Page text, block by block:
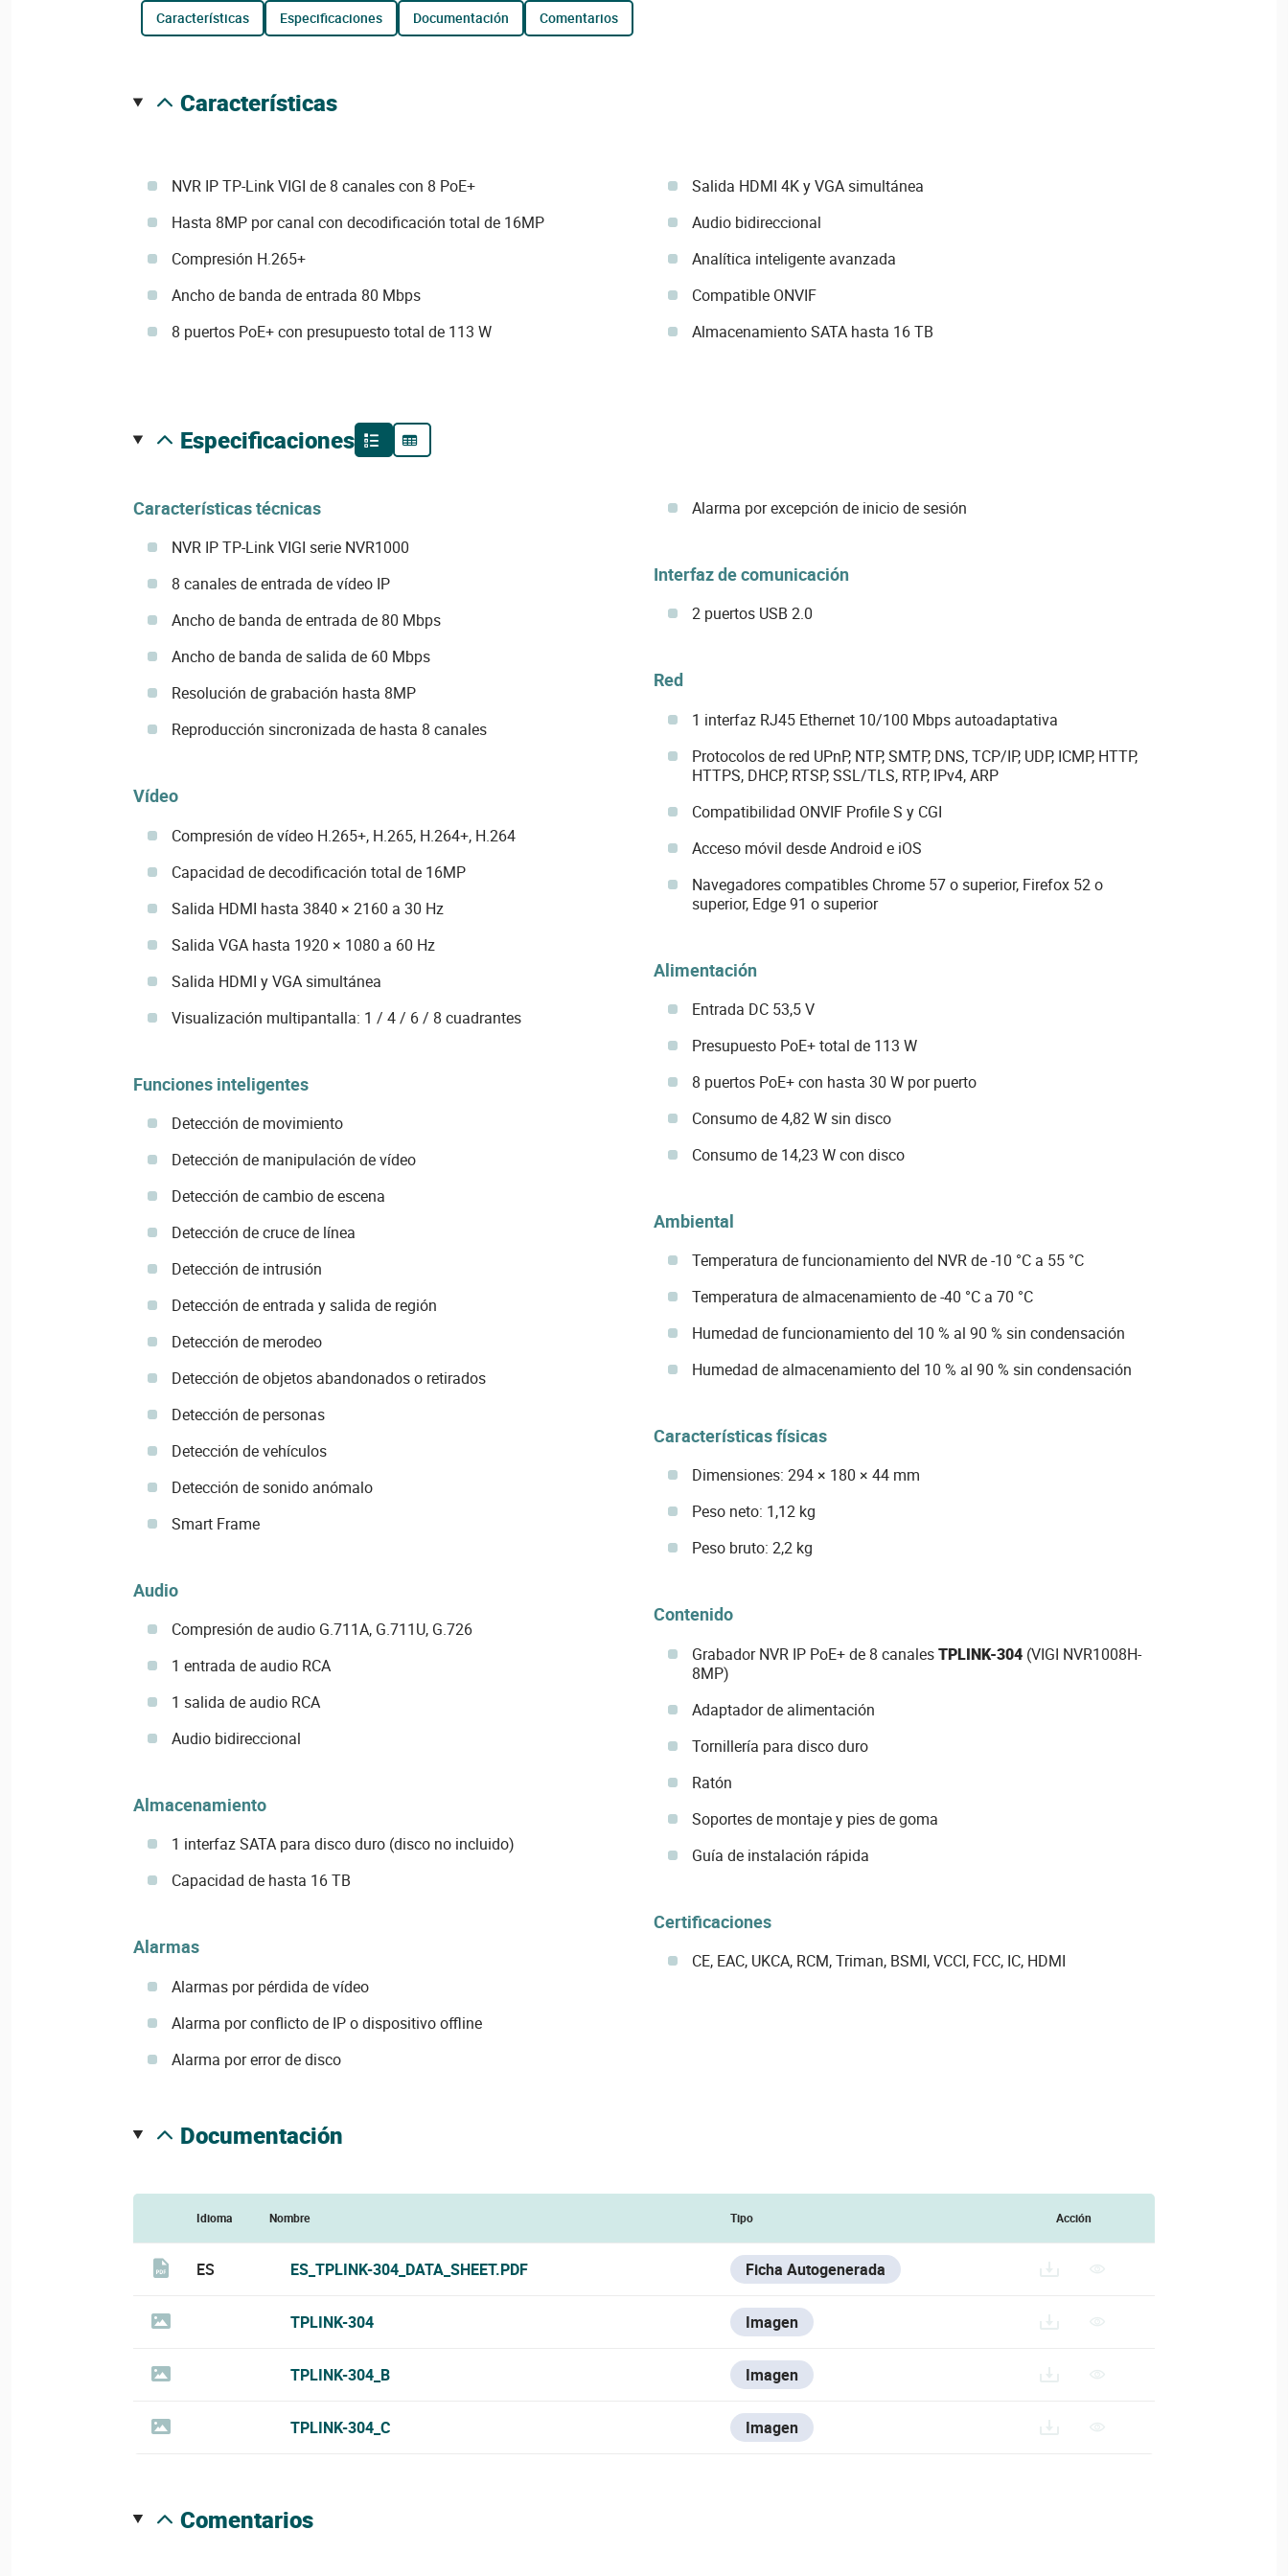
características especificaciones documentación comentarios
características
NVR IP TP-Link VIGI de 8 canales con 8 PoE+
Hasta 8MP por canal con decodificación total de 16MP
Compresión H.265+
Ancho de banda de entrada 80 Mbps
8 puertos PoE+ con presupuesto total de 113 W
Salida HDMI 4K y VGA simultánea
Audio bidireccional
Analítica inteligente avanzada
Compatible ONVIF
Almacenamiento SATA hasta 16 TB
especificaciones
Características técnicas
NVR IP TP-Link VIGI serie NVR1000
8 canales de entrada de vídeo IP
Ancho de banda de entrada de 80 Mbps
Ancho de banda de salida de 60 Mbps
Resolución de grabación hasta 8MP
Reproducción sincronizada de hasta 8 canales
Vídeo
Compresión de vídeo H.265+, H.265, H.264+, H.264
Capacidad de decodificación total de 16MP
Salida HDMI hasta 3840 × 2160 a 30 Hz
Salida VGA hasta 1920 × 1080 a 60 Hz
Salida HDMI y VGA simultánea
Visualización multipantalla: 1 / 4 / 6 / 8 cuadrantes
Funciones inteligentes
Detección de movimiento
Detección de manipulación de vídeo
Detección de cambio de escena
Detección de cruce de línea
Detección de intrusión
Detección de entrada y salida de región
Detección de merodeo
Detección de objetos abandonados o retirados
Detección de personas
Detección de vehículos
Detección de sonido anómalo
Smart Frame
Audio
Compresión de audio G.711A, G.711U, G.726
1 entrada de audio RCA
1 salida de audio RCA
Audio bidireccional
Almacenamiento
1 interfaz SATA para disco duro (disco no incluido)
Capacidad de hasta 16 TB
Alarmas
Alarmas por pérdida de vídeo
Alarma por conflicto de IP o dispositivo offline
Alarma por error de disco
Alarma por excepción de inicio de sesión
Interfaz de comunicación
2 puertos USB 2.0
Red
1 interfaz RJ45 Ethernet 10/100 Mbps autoadaptativa
Protocolos de red UPnP, NTP, SMTP, DNS, TCP/IP, UDP, ICMP, HTTP,
HTTPS, DHCP, RTSP, SSL/TLS, RTP, IPv4, ARP
Compatibilidad ONVIF Profile S y CGI
Acceso móvil desde Android e iOS
Navegadores compatibles Chrome 57 o superior, Firefox 52 o
superior, Edge 91 o superior
Alimentación
Entrada DC 53,5 V
Presupuesto PoE+ total de 113 W
8 puertos PoE+ con hasta 30 W por puerto
Consumo de 4,82 W sin disco
Consumo de 14,23 W con disco
Ambiental
Temperatura de funcionamiento del NVR de -10 °C a 55 °C
Temperatura de almacenamiento de -40 °C a 70 °C
Humedad de funcionamiento del 10 % al 90 % sin condensación
Humedad de almacenamiento del 10 % al 90 % sin condensación
Características físicas
Dimensiones: 294 × 180 × 44 mm
Peso neto: 1,12 kg
Peso bruto: 2,2 kg
Contenido
Grabador NVR IP PoE+ de 8 canalesTPLINK-304(VIGI NVR1008H-
8MP)
Adaptador de alimentación
Tornillería para disco duro
Ratón
Soportes de montaje y pies de goma
Guía de instalación rápida
Certificaciones
CE, EAC, UKCA, RCM, Triman, BSMI, VCCI, FCC, IC, HDMI
documentación
Idioma Nombre Tipo Acción
ES ES_TPLINK-304_DATA_SHEET.PDF Ficha Autogenerada
TPLINK-304 Imagen
TPLINK-304_B Imagen
TPLINK-304_C Imagen
comentarios